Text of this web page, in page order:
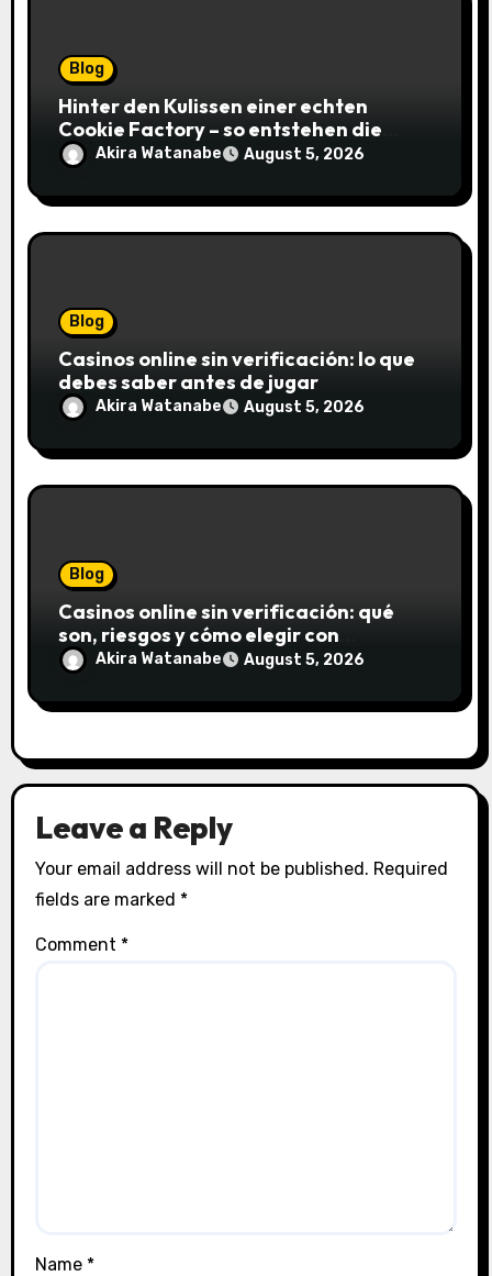
Blog
Hinter den Kulissen einer echten
Cookie Factory – so entstehen die
saftigsten Keks-Innovationen
Akira Watanabe August 5, 2026
Blog
Casinos online sin verificación: lo que
debes saber antes de jugar
Akira Watanabe August 5, 2026
Blog
Casinos online sin verificación: qué
son, riesgos y cómo elegir con
seguridad
Akira Watanabe August 5, 2026
Leave a Reply
Your email address will not be published. Required
fields are marked *
Comment *
Name *